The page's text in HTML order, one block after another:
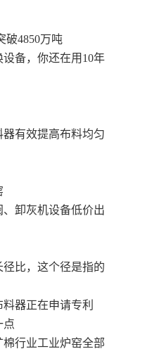
破4850万吨
备，你还在用10年
有效提高布料均匀
卸灰机设备低价出
比，这个径是指的
器正在申请专利
点
行业工业炉窑全部